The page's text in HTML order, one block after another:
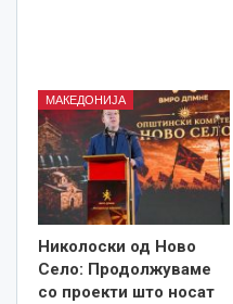
МАКЕДОНИЈА
Николоски од Ново
Село: Продолжуваме
со проекти што носат